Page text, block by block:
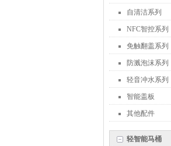
自清洁系列
NFC智控系列
免触翻盖系列
防溅泡沫系列
轻音冲水系列
智能盖板
其他配件
轻智能马桶